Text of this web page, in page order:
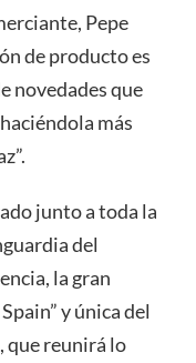
Pepe
de producto es
novedades que
más
junto a toda la
del
la gran
y única del
que reunirá lo